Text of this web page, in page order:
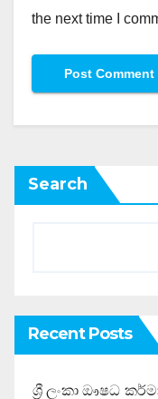
the next time I
Search
Recent Posts
ශ්‍රී ලංකා ඖෂධ